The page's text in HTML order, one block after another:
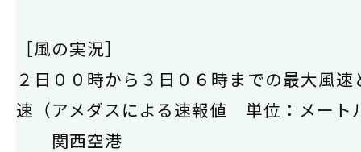
［風の実況］
２日００時から３日０６時までの最大風速
速（アメダスによる速報値 単位：メート
関西空港